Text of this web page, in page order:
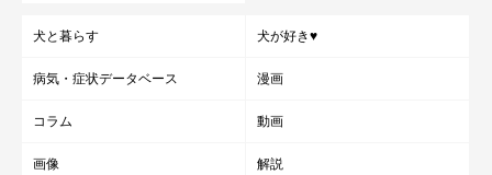
犬と暮らす 犬が好き♥
病気・症状データベース 漫画
コラム 動画
画像 解説